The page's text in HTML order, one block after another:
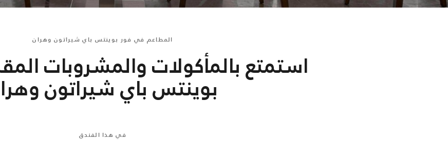
المطاعم في فور بوينتس باي شيراتون وهران
استمتع بالمأكولات والمشروبات
بوينتس باي شيراتون
في هذا الفندق